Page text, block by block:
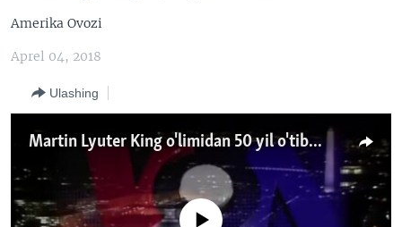
MULTIMEDIA
AMERIKA MANZARALARI
XALQARO HAYOT
VASHINGTON CHOYXONASI
IJTIMOIY TARMOQLAR
FACEBOOK
YOUTUBE
INGLIZ TILI DARSLARI
EDITORIAL
Amerika Ovozi
Aprel 04, 2018
Ulashing
Martin Lyuter King o'limidan 50 yil o'tib...
No media source currently available